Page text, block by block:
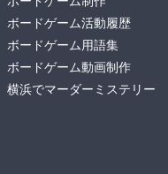
ボードゲーム活動履歴
ボードゲーム用語集
ボードゲーム動画制作
横浜でマーダーミステリー